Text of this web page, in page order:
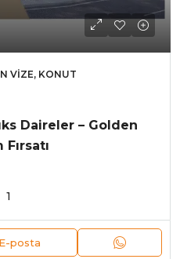
VIZE, KONUT
Daireler – Golden
1
E-posta